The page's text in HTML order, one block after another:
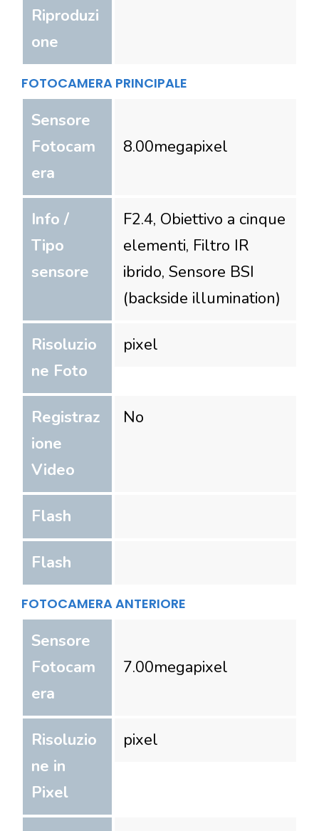
Riproduzi
one
FOTOCAMERA PRINCIPALE
Sensore
Fotocam
era
8.00megapixel
Info /
Tipo
sensore
F2.4, Obiettivo a cinque
elementi, Filtro IR
ibrido, Sensore BSI
(backside illumination)
Risoluzio
ne Foto
pixel
Registraz
ione
Video
No
Flash
Flash
FOTOCAMERA ANTERIORE
Sensore
Fotocam
era
7.00megapixel
Risoluzio
ne in
Pixel
pixel